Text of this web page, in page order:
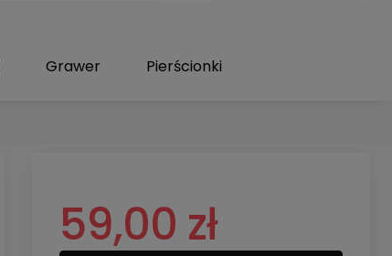
Grawer Pierścionki
59,00 zł